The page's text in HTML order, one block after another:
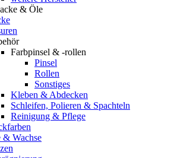
& Öle
Farbpinsel & -rollen
Pinsel
Rollen
Sonstiges
Kleben & Abdecken
Schleifen, Polieren & Spachteln
Reinigung & Pflege
& Wachse